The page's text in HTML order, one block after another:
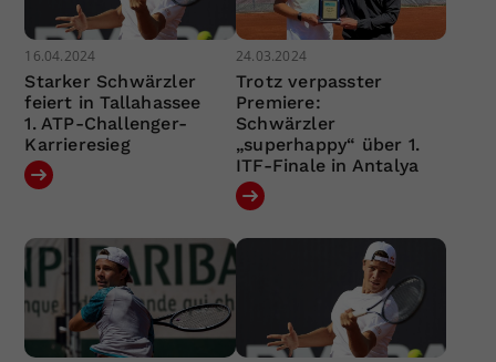
16.04.2024
Starker Schwärzler
feiert in Tallahassee
1. ATP-Challenger-
Karrieresieg
24.03.2024
Trotz verpasster
Premiere:
Schwärzler
„superhappy“ über 1.
ITF-Finale in Antalya